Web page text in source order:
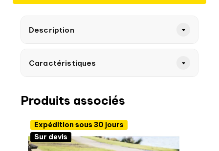
Description
Caractéristiques
Produits associés
Expédition sous 30 jours
Sur devis